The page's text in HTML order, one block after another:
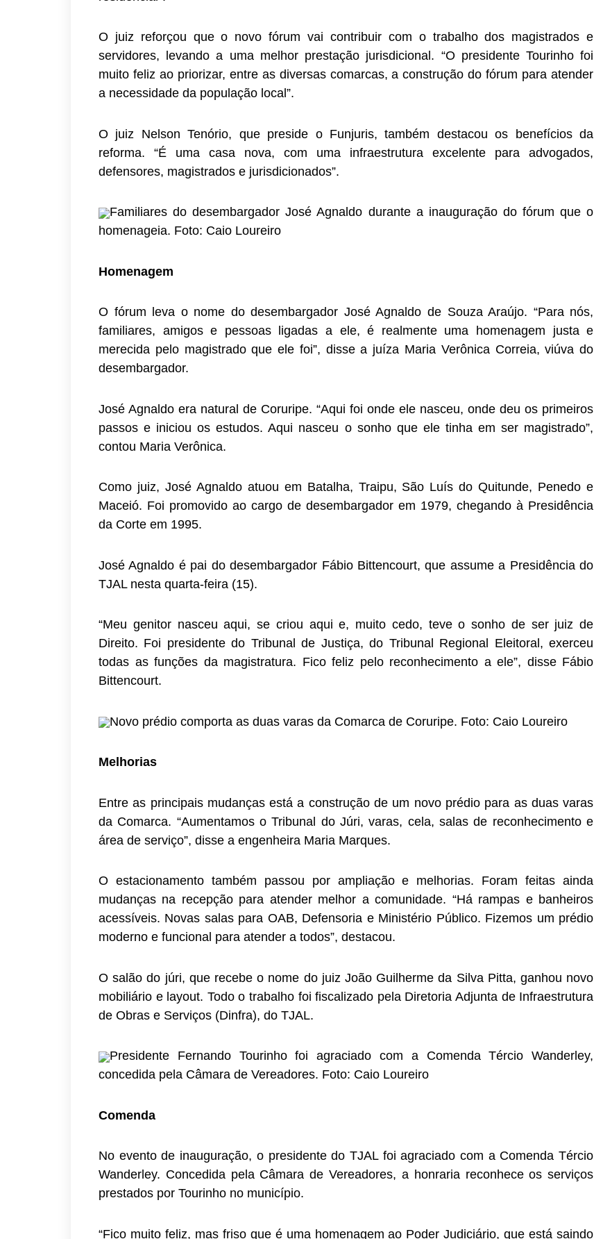
O juiz reforçou que o novo fórum vai contribuir com o trabalho dos magistrados e
servidores, levando a uma melhor prestação jurisdicional. “O presidente Tourinho foi
muito feliz ao priorizar, entre as diversas comarcas, a construção do fórum para atender
a necessidade da população local”.
O juiz Nelson Tenório, que preside o Funjuris, também destacou os benefícios da
reforma. “É uma casa nova, com uma infraestrutura excelente para advogados,
defensores, magistrados e jurisdicionados”.
Familiares do desembargador José Agnaldo durante a inauguração do fórum que o
homenageia. Foto: Caio Loureiro
Homenagem
O fórum leva o nome do desembargador José Agnaldo de Souza Araújo. “Para nós,
familiares, amigos e pessoas ligadas a ele, é realmente uma homenagem justa e
merecida pelo magistrado que ele foi”, disse a juíza Maria Verônica Correia, viúva do
desembargador.
José Agnaldo era natural de Coruripe. “Aqui foi onde ele nasceu, onde deu os primeiros
passos e iniciou os estudos. Aqui nasceu o sonho que ele tinha em ser magistrado”,
contou Maria Verônica.
Como juiz, José Agnaldo atuou em Batalha, Traipu, São Luís do Quitunde, Penedo e
Maceió. Foi promovido ao cargo de desembargador em 1979, chegando à Presidência
da Corte em 1995.
José Agnaldo é pai do desembargador Fábio Bittencourt, que assume a Presidência do
TJAL nesta quarta-feira (15).
“Meu genitor nasceu aqui, se criou aqui e, muito cedo, teve o sonho de ser juiz de
Direito. Foi presidente do Tribunal de Justiça, do Tribunal Regional Eleitoral, exerceu
todas as funções da magistratura. Fico feliz pelo reconhecimento a ele”, disse Fábio
Bittencourt.
Novo prédio comporta as duas varas da Comarca de Coruripe. Foto: Caio Loureiro
Melhorias
Entre as principais mudanças está a construção de um novo prédio para as duas varas
da Comarca. “Aumentamos o Tribunal do Júri, varas, cela, salas de reconhecimento e
área de serviço”, disse a engenheira Maria Marques.
O estacionamento também passou por ampliação e melhorias. Foram feitas ainda
mudanças na recepção para atender melhor a comunidade. “Há rampas e banheiros
acessíveis. Novas salas para OAB, Defensoria e Ministério Público. Fizemos um prédio
moderno e funcional para atender a todos”, destacou.
O salão do júri, que recebe o nome do juiz João Guilherme da Silva Pitta, ganhou novo
mobiliário e layout. Todo o trabalho foi fiscalizado pela Diretoria Adjunta de Infraestrutura
de Obras e Serviços (Dinfra), do TJAL.
Presidente Fernando Tourinho foi agraciado com a Comenda Tércio Wanderley,
concedida pela Câmara de Vereadores. Foto: Caio Loureiro
Comenda
No evento de inauguração, o presidente do TJAL foi agraciado com a Comenda Tércio
Wanderley. Concedida pela Câmara de Vereadores, a honraria reconhece os serviços
prestados por Tourinho no município.
“Fico muito feliz, mas friso que é uma homenagem ao Poder Judiciário, que está saindo